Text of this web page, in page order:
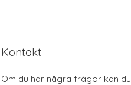
Kontakt
Om du har några frågor kan du